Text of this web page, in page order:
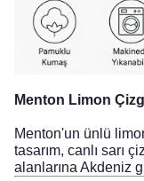
Menton Limon
Menton'un ünlü
tasarım, canlı sarı
alanlarına Akdeniz